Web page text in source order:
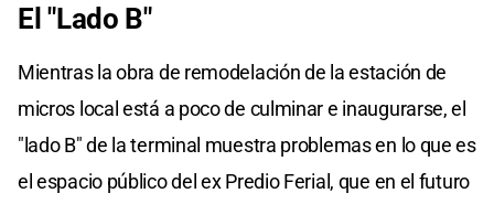
El "Lado B"
Mientras la obra de remodelación de la estación de
micros local está a poco de culminar e inaugurarse, el
"lado B" de la terminal muestra problemas en lo que es
el espacio público del ex Predio Ferial, que en el futuro